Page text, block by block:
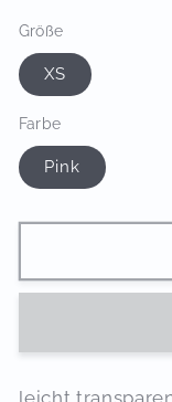
Größe
XS
Farbe
Pink